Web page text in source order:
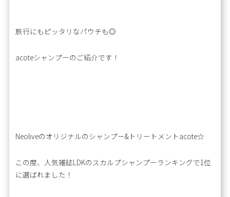
旅行にもピッタリなパウチも◎
acoteシャンプーのご紹介です！
Neoliveのオリジナルのシャンプー&トリートメントacote☆
この度、人気雑誌LDKのスカルプシャンプーランキングで1位
に選ばれました！